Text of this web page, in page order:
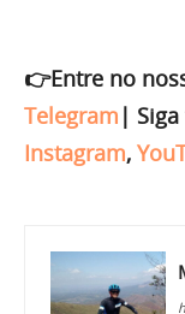
👉Entre no
Telegram |
Instagram,